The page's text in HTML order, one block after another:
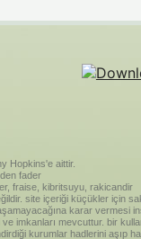
Hopkins'e aittir.
fader
fraise, kibritsuyu, rakicandir
site içeriği küçükler için
karar vermesi
imkanları mevcuttur. bir
kurumlar hadlerini aşıp